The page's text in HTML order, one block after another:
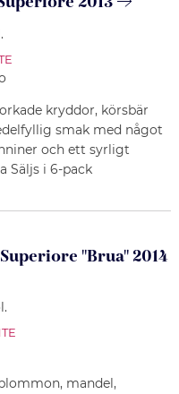
kryddor, körsbär
smak med något
och ett syrligt
Säljs i 6-pack
"Brua" 2014
mandel,